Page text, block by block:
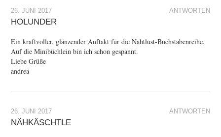
ANTWORTEN
26. JUNI 2017
HOLUNDER
Ein kraftvoller, glänzender Auftakt für die Nahtlust-Buchstabenreihe.
Auf die Minibüchlein bin ich schon gespannt.
Liebe Grüße
andrea
ANTWORTEN
26. JUNI 2017
NÄHKÄSCHTLE